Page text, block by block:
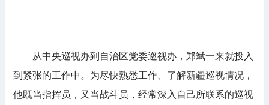
从中央巡视办到自治区党委巡视办，郑斌一来就投入
到紧张的工作中。为尽快熟悉工作、了解新疆巡视情况，
他既当指挥员，又当战斗员，经常深入自己所联系的巡视